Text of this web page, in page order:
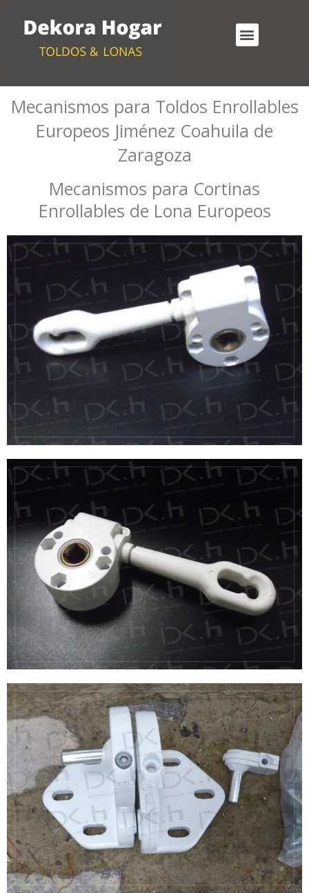
contenido
Menu
Mecanismos para Toldos Enrollables
Europeos Jiménez Coahuila de
Zaragoza
Mecanismos para Cortinas
Enrollables de Lona Europeos